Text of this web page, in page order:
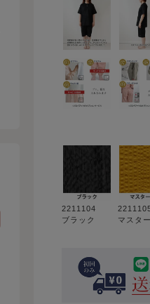
2211104
ブラック
マスタ